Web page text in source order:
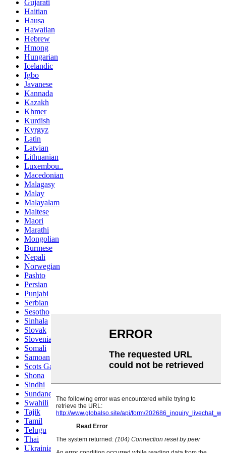
Gujarati
Haitian
Hausa
Hawaiian
Hebrew
Hmong
Hungarian
Icelandic
Igbo
Javanese
Kannada
Kazakh
Khmer
Kurdish
Kyrgyz
Latin
Latvian
Lithuanian
Luxembou..
Macedonian
Malagasy
Malay
Malayalam
Maltese
Maori
Marathi
Mongolian
Burmese
Nepali
Norwegian
Pashto
Persian
Punjabi
Serbian
Sesotho
Sinhala
Slovak
Slovenian
Somali
Samoan
Scots Gaelic
Shona
Sindhi
Sundanese
Swahili
Tajik
Tamil
Telugu
Thai
Ukrainian